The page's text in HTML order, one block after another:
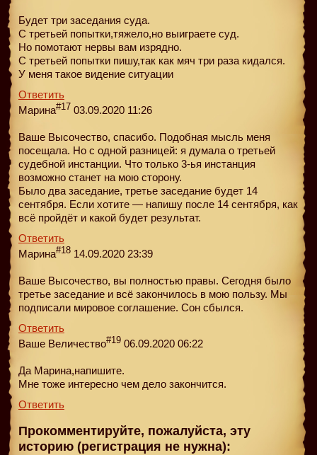
Будет три заседания суда.
С третьей попытки,тяжело,но выиграете суд.
Но помотают нервы вам изрядно.
С третьей попытки пишу,так как мяч три раза кидался.
У меня такое видение ситуации
Ответить
Марина#17 03.09.2020 11:26
Ваше Высочество, спасибо. Подобная мысль меня
посещала. Но с одной разницей: я думала о третьей
судебной инстанции. Что только 3-ья инстанция
возможно станет на мою сторону.
Было два заседание, третье заседание будет 14
сентября. Если хотите — напишу после 14 сентября, как
всё пройдёт и какой будет результат.
Ответить
Марина#18 14.09.2020 23:39
Ваше Высочество, вы полностью правы. Сегодня было
третье заседание и всё закончилось в мою пользу. Мы
подписали мировое соглашение. Сон сбылся.
Ответить
Ваше Величество#19 06.09.2020 06:22
Да Марина,напишите.
Мне тоже интересно чем дело закончится.
Ответить
Прокомментируйте, пожалуйста, эту
историю (регистрация не нужна):